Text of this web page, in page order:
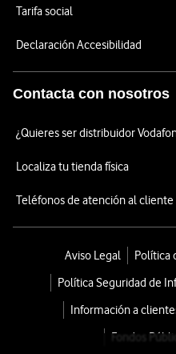
Tarifa social
Declaración Accesibilidad
Contacta con nosotros
¿Quieres ser distribuidor
Localiza tu tienda física
Teléfonos de atención al cliente
Aviso Legal
Política
Política Seguridad de
Información a
Fondos